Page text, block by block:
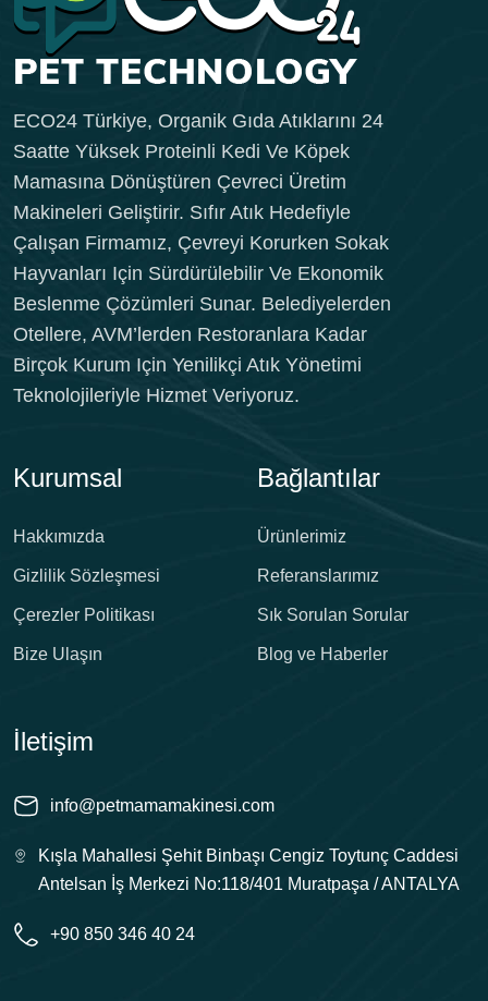
ECO24 Türkiye, Organik Gıda Atıklarını 24
Saatte Yüksek Proteinli Kedi Ve Köpek
Mamasına Dönüştüren Çevreci Üretim
Makineleri Geliştirir. Sıfır Atık Hedefiyle
Çalışan Firmamız, Çevreyi Korurken Sokak
Hayvanları Için Sürdürülebilir Ve Ekonomik
Beslenme Çözümleri Sunar. Belediyelerden
Otellere, AVM’lerden Restoranlara Kadar
Birçok Kurum Için Yenilikçi Atık Yönetimi
Teknolojileriyle Hizmet Veriyoruz.
Kurumsal
Hakkımızda
Gizlilik Sözleşmesi
Çerezler Politikası
Bize Ulaşın
Bağlantılar
Ürünlerimiz
Referanslarımız
Sık Sorulan Sorular
Blog ve Haberler
İletişim
info@petmamamakinesi.com
Kışla Mahallesi Şehit Binbaşı Cengiz Toytunç Caddesi
Antelsan İş Merkezi No:118/401 Muratpaşa / ANTALYA
+90 850 346 40 24